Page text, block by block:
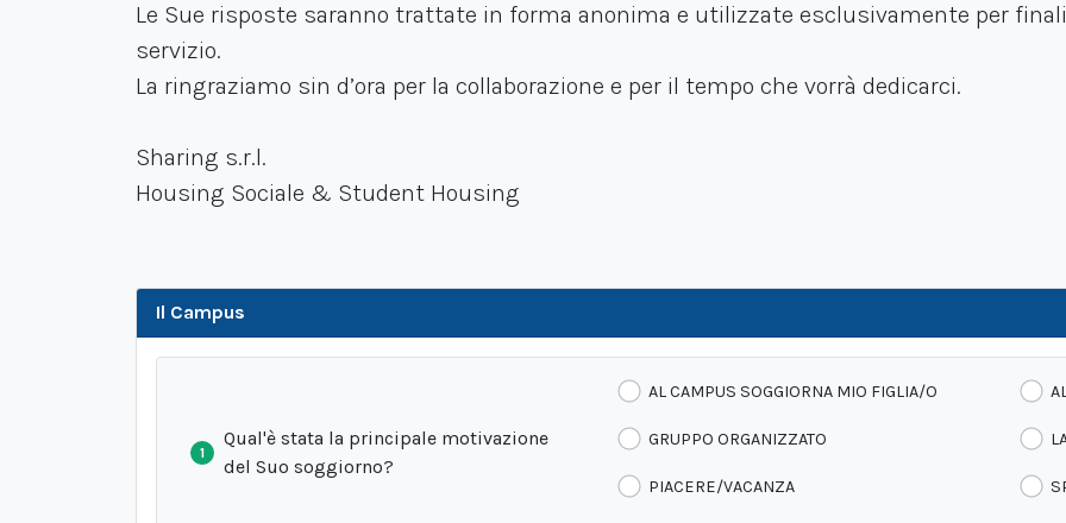
Le Sue risposte saranno trattate in forma anonima e utilizzate esclusivamente per
servizio.
La ringraziamo sin d’ora per la collaborazione e per il tempo che vorrà dedicarci.
Sharing s.r.l.
Housing Sociale & Student Housing
Il Campus
1
Qual'è stata la principale motivazione
del Suo soggiorno?
AL CAMPUS SOGGIORNA MIO FIGLIA/O
GRUPPO ORGANIZZATO
PIACERE/VACANZA